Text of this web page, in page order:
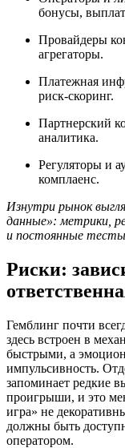
бонусы,
Провайдеры
агрегаторы.
Платежная
риск-скоринг.
Партнерский
аналитика.
Регуляторы и
комплаенс.
Изнутри рынок
данные»: метрики,
и постоянные
Риски:
Гемблинг почти
здесь встроен в
быстрыми, а
импульсивность.
запоминает редкие
проигрыши, и это
игра» не
должны быть
оператором.